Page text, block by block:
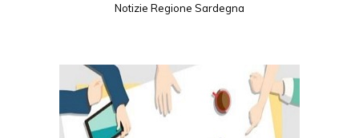
Notizie Regione Sardegna